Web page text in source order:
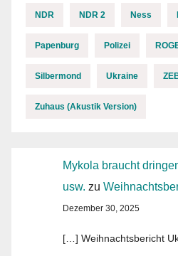
NDR NDR 2 Ness
Papenburg Polizei
Silbermond Ukraine
Zuhaus (Akustik Version)
Mykola braucht
usw. zu
Dezember 30, 2025
[…] Weihnachtsbericht